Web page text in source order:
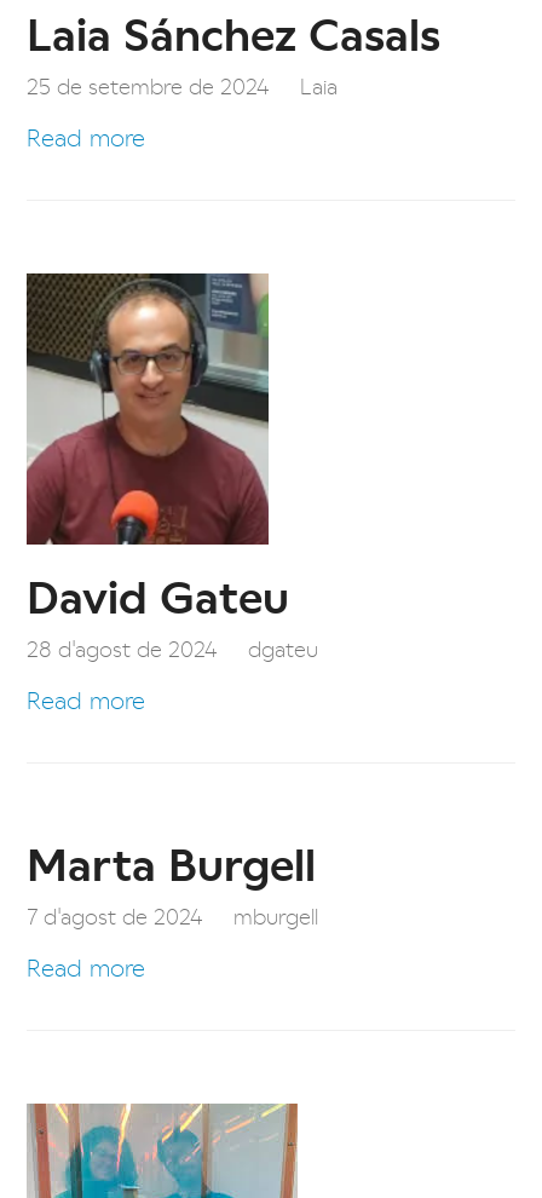
Laia Sánchez Casals
25 de setembre de 2024 Laia
Read more
David Gateu
28 d'agost de 2024 dgateu
Read more
Marta Burgell
7 d'agost de 2024 mburgell
Read more